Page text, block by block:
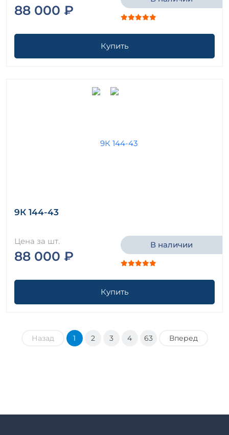
88 000 ₽
Купить
9К 144-43
Цена за шт.
88 000 ₽
В наличии
Купить
Назад 1 2 3 4 63 Вперед